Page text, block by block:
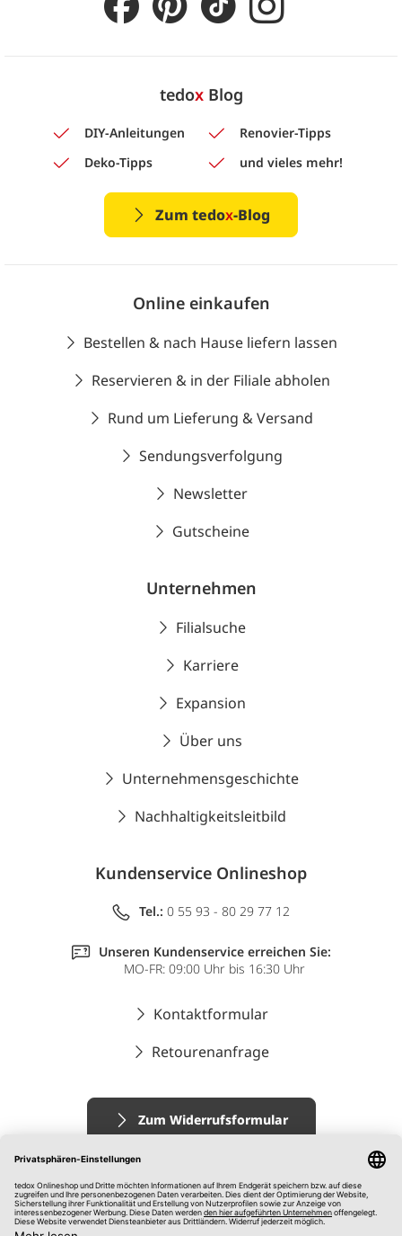
tedoxBlog
DIY-Anleitungen
Renovier-Tipps
Deko-Tipps
und vieles mehr!
Zum tedox-Blog
Online einkaufen
Bestellen & nach Hause liefern lassen
Reservieren & in der Filiale abholen
Rund um Lieferung & Versand
Sendungsverfolgung
Newsletter
Gutscheine
Unternehmen
Filialsuche
Karriere
Expansion
Über uns
Unternehmensgeschichte
Nachhaltigkeitsleitbild
Kundenservice Onlineshop
Tel.: 0 55 93 - 80 29 77 12
Unseren Kundenservice erreichen Sie:
MO-FR: 09:00 Uhr bis 16:30 Uhr
Kontaktformular
Retourenanfrage
Zum Widerrufsformular
Impressum
AGB